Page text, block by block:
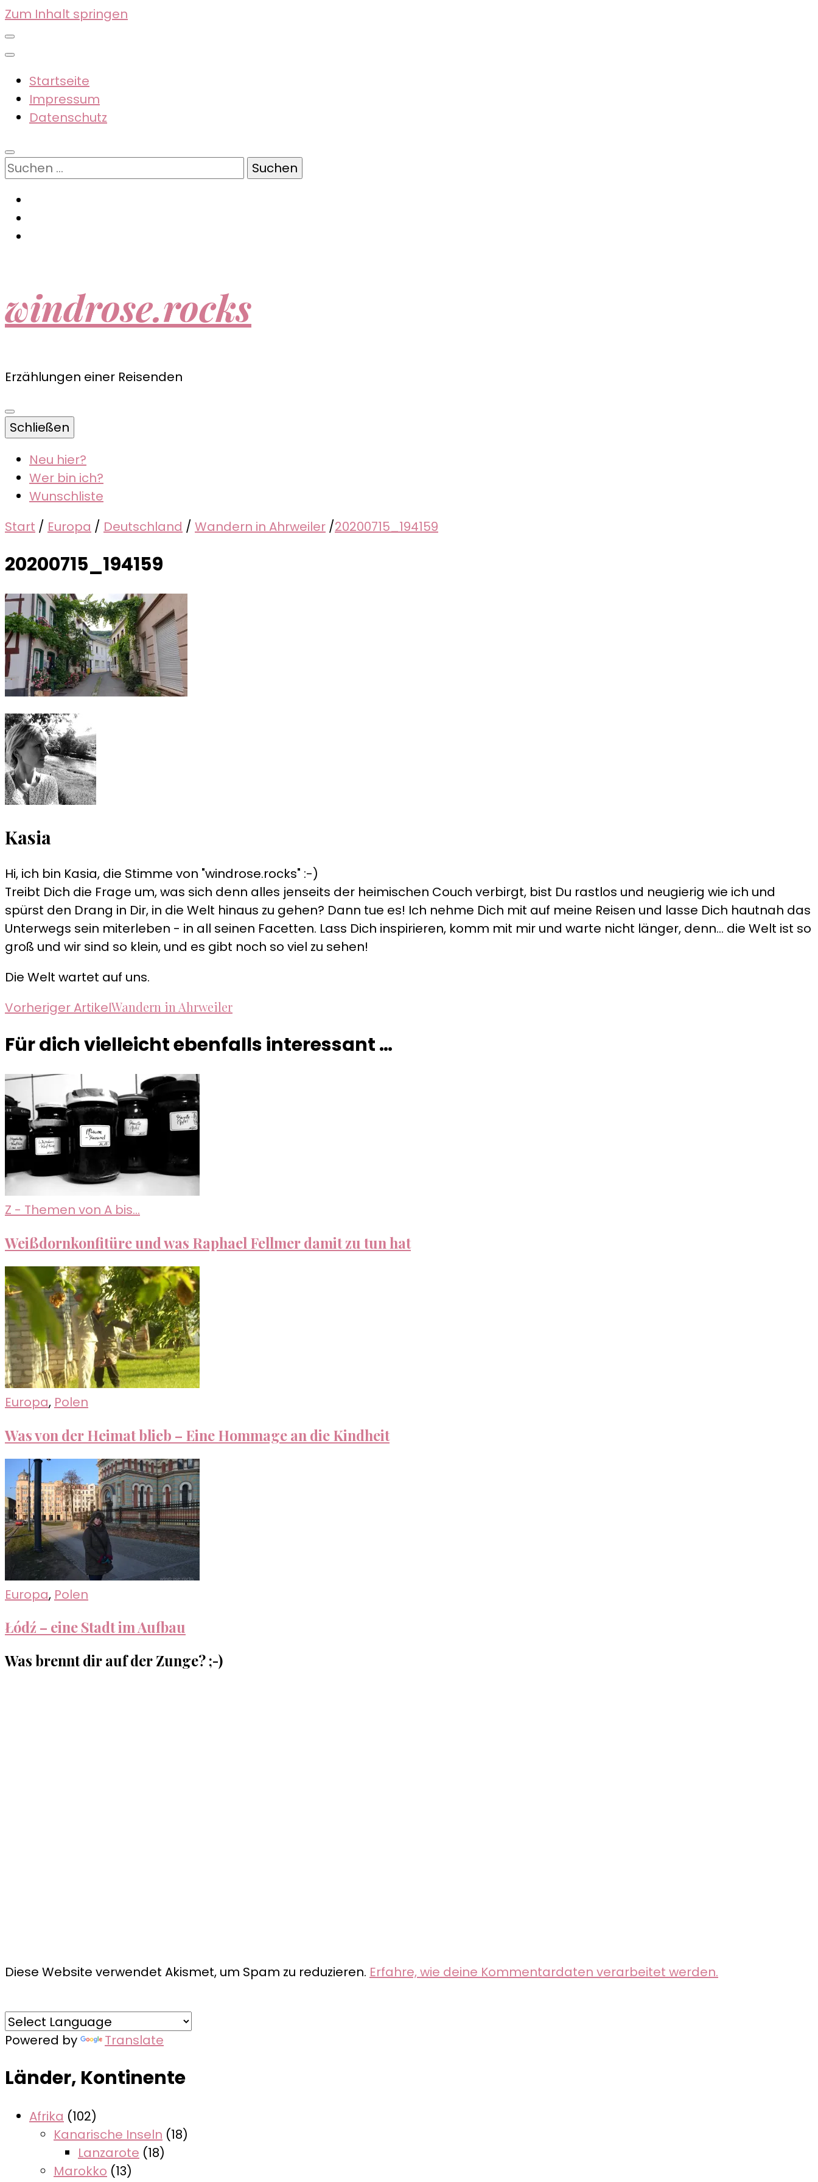
Zum Inhalt springen
Startseite
Impressum
Datenschutz
Suchen
nach:
windrose.rocks
Erzählungen einer Reisenden
Schließen
Neu hier?
Wer bin ich?
Wunschliste
Start / Europa / Deutschland / Wandern in Ahrweiler /20200715_194159
20200715_194159
Kasia
Hi, ich bin Kasia, die Stimme von "windrose.rocks" :-)
Treibt Dich die Frage um, was sich denn alles jenseits der heimischen Couch verbirgt, bist Du rastlos und neugierig wie ich und
spürst den Drang in Dir, in die Welt hinaus zu gehen? Dann tue es! Ich nehme Dich mit auf meine Reisen und lasse Dich hautnah das
Unterwegs sein miterleben - in all seinen Facetten. Lass Dich inspirieren, komm mit mir und warte nicht länger, denn... die Welt ist so
groß und wir sind so klein, und es gibt noch so viel zu sehen!
Die Welt wartet auf uns.
Beitragsnavigation
Vorheriger ArtikelWandern in Ahrweiler
Für dich vielleicht ebenfalls interessant …
Z - Themen von A bis...
Weißdornkonfitüre und was Raphael Fellmer damit zu tun hat
Europa, Polen
Was von der Heimat blieb – Eine Hommage an die Kindheit
Europa, Polen
Łódź – eine Stadt im Aufbau
Was brennt dir auf der Zunge? ;-)
Diese Website verwendet Akismet, um Spam zu reduzieren. Erfahre, wie deine Kommentardaten verarbeitet werden.
Powered by Translate
Länder, Kontinente
Afrika (102)
Kanarische Inseln (18)
Lanzarote (18)
Marokko (13)